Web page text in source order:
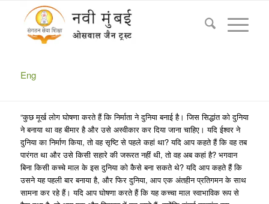
Eng
जैनों ने कभी भी किसी देवता को ब्रह्मांड के निर्माता के रूप में नहीं माना
“कुछ मूर्ख लोग घोषणा करते हैं कि निर्माता ने दुनिया बनाई है। जिस सिद्धांत को दुनिया
ने बनाया था वह बीमार है और उसे अस्वीकार कर दिया जाना चाहिए। यदि ईश्वर ने
दुनिया का निर्माण किया, तो वह सृष्टि से पहले कहां था? यदि आप कहते हैं कि वह तब
पारंगत था और उसे किसी सहारे की जरूरत नहीं थी, तो वह अब कहां है? भगवान
बिना किसी कच्चे माल के इस दुनिया को कैसे बना सकते थे? यदि आप कहते हैं कि
उसने यह पहली बार बनाया है, और फिर दुनिया, आप एक अंतहीन प्रतिगमन के साथ
सामना कर रहे हैं। यदि आप घोषणा करते हैं कि यह कच्चा माल स्वाभाविक रूप से